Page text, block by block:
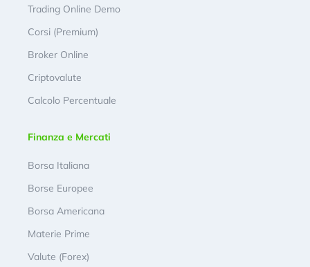
Trading Online Demo
Corsi (Premium)
Broker Online
Criptovalute
Calcolo Percentuale
Finanza e Mercati
Borsa Italiana
Borse Europee
Borsa Americana
Materie Prime
Valute (Forex)